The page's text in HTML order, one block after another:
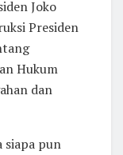
Joko
Presiden
Hukum
dan
siapa pun